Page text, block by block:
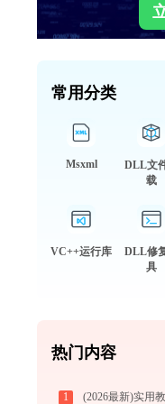
常用分类
Msxml
DLL文
载
VC++运行库
DLL修
具
热门内容
1